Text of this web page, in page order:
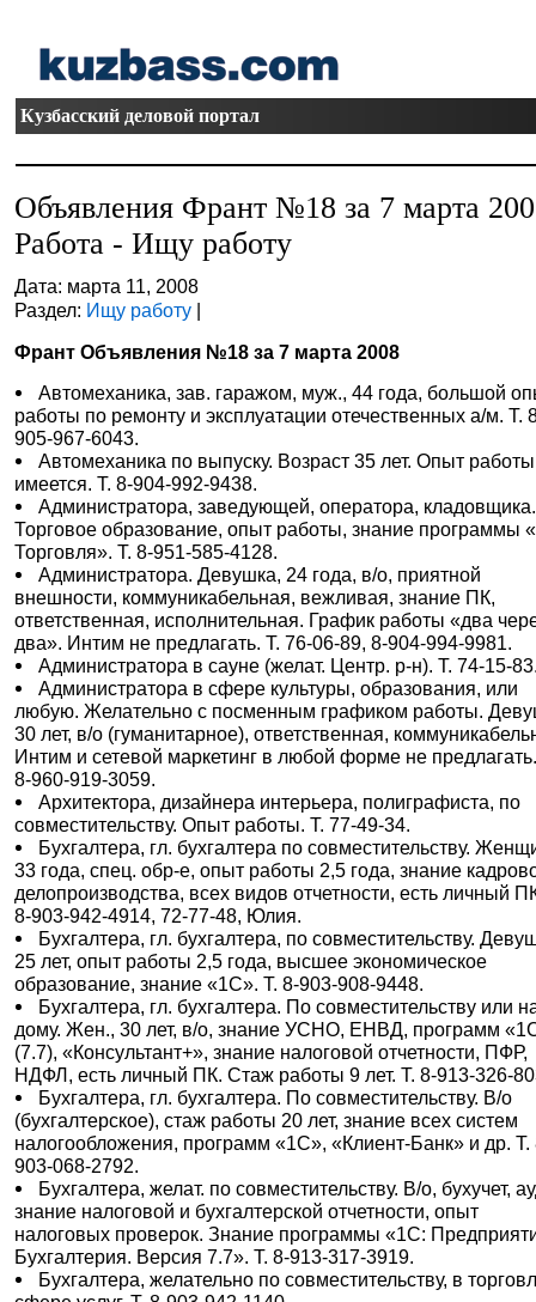
Кузбасский деловой портал
Объявления Франт №18 за 7 марта
Работа - Ищу работу
Дата: марта 11, 2008
Раздел: Ищу работу |
Франт Объявления №18 за 7 марта 2008
Автомеханика, зав. гаражом, муж., 44 года, большой
работы по ремонту и эксплуатации отечественных а/м. Т.
905-967-6043.
Автомеханика по выпуску. Возраст 35 лет. Опыт работы
имеется. Т. 8-904-992-9438.
Администратора, заведующей, оператора, кладовщика.
Торговое образование, опыт работы, знание программы
Торговля». Т. 8-951-585-4128.
Администратора. Девушка, 24 года, в/о, приятной
внешности, коммуникабельная, вежливая, знание ПК,
ответственная, исполнительная. График работы «два
два». Интим не предлагать. Т. 76-06-89, 8-904-994-9981.
Администратора в сауне (желат. Центр. р-н). Т. 74-15-
Администратора в сфере культуры, образования, или
любую. Желательно с посменным графиком работы.
30 лет, в/о (гуманитарное), ответственная,
Интим и сетевой маркетинг в любой форме не
8-960-919-3059.
Архитектора, дизайнера интерьера, полиграфиста, по
совместительству. Опыт работы. Т. 77-49-34.
Бухгалтера, гл. бухгалтера по совместительству.
33 года, спец. обр-е, опыт работы 2,5 года, знание
делопроизводства, всех видов отчетности, есть личный
8-903-942-4914, 72-77-48, Юлия.
Бухгалтера, гл. бухгалтера, по совместительству.
25 лет, опыт работы 2,5 года, высшее экономическое
образование, знание «1С». Т. 8-903-908-9448.
Бухгалтера, гл. бухгалтера. По совместительству или
дому. Жен., 30 лет, в/о, знание УСНО, ЕНВД, программ
(7.7), «Консультант+», знание налоговой отчетности, ПФР,
НДФЛ, есть личный ПК. Стаж работы 9 лет. Т. 8-913-326-
Бухгалтера, гл. бухгалтера. По совместительству. В/о
(бухгалтерское), стаж работы 20 лет, знание всех систем
налогообложения, программ «1С», «Клиент-Банк» и др. Т.
903-068-2792.
Бухгалтера, желат. по совместительству. В/о, бухучет,
знание налоговой и бухгалтерской отчетности, опыт
налоговых проверок. Знание программы «1С:
Бухгалтерия. Версия 7.7». Т. 8-913-317-3919.
Бухгалтера, желательно по совместительству, в